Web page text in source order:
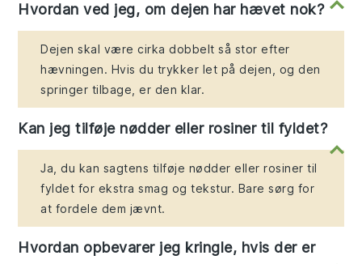
Hvordan ved jeg, om dejen har hævet nok?
Dejen skal være cirka dobbelt så stor efter
hævningen. Hvis du trykker let på dejen, og den
springer tilbage, er den klar.
Kan jeg tilføje nødder eller rosiner til fyldet?
Ja, du kan sagtens tilføje nødder eller rosiner til
fyldet for ekstra smag og tekstur. Bare sørg for
at fordele dem jævnt.
Hvordan opbevarer jeg kringle, hvis der er